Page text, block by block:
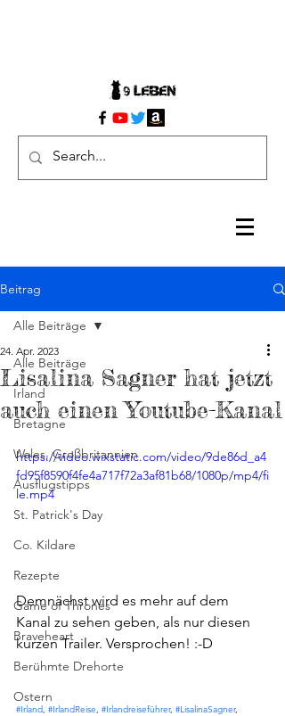
Beitrag
Alle Beiträge
Irland
Bretagne
Wales, Großbritannien
Ausflugstipps
St. Patrick's Day
Co. Kildare
Rezepte
Game of Thrones
Braveheart
Berühmte Drehorte
Ostern
Alle Beiträge
Lisalina Sagner hat jetzt
auch einen Youtube-Kanal
24. Apr. 2023
https://video.wixstatic.com/video/9de86d_a4
fd95f8590f4fe4a717f72a3af81b68/1080p/mp4/fi
le.mp4
Demnächst wird es mehr auf dem
Kanal zu sehen geben, als nur diesen
kurzen Trailer. Versprochen! :-D
#Irland, #IrlandReise, #Irlandreiseführer, #LisalinaSagner,